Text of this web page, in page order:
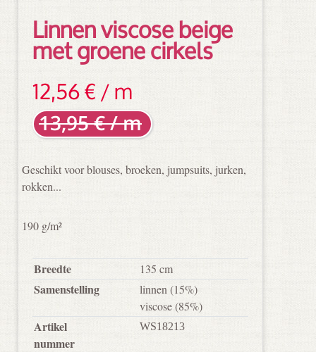
Linnen viscose beige
met groene cirkels
12,56 € / m
13,95 € / m
Geschikt voor blouses, broeken, jumpsuits, jurken,
rokken...
190 g/m²
Breedte 135 cm
Samenstelling linnen (15%)
viscose(85%)
Artikel
nummer
WS18213